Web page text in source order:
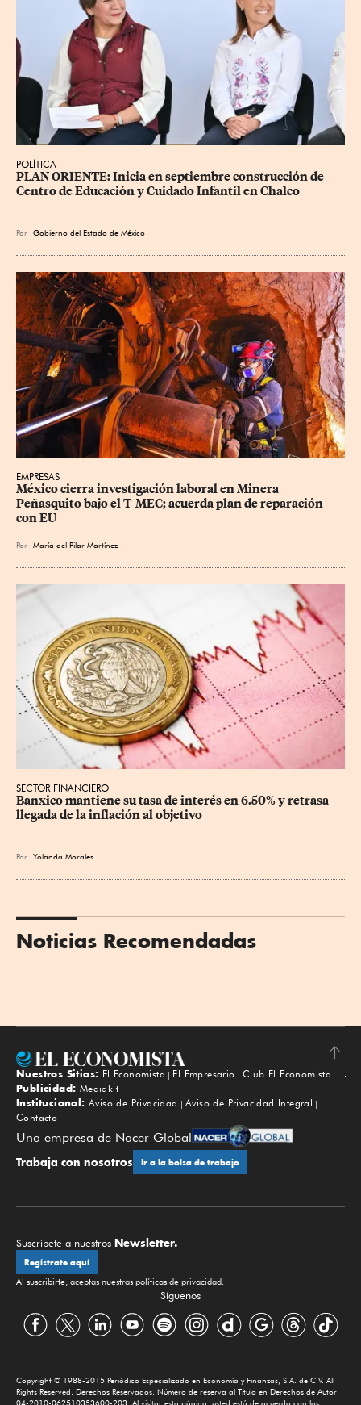
POLÍTICA
PLAN ORIENTE: Inicia en septiembre construcción de
Centro de Educación y Cuidado Infantil en Chalco
Por Gobierno del Estado de México
EMPRESAS
México cierra investigación laboral en Minera
Peñasquito bajo el T-MEC; acuerda plan de reparación
con EU
Por María del Pilar Martínez
SECTOR FINANCIERO
Banxico mantiene su tasa de interés en 6.50% y retrasa
llegada de la inflación al objetivo
Por Yolanda Morales
Noticias Recomendadas
Subir
Nuestros Sitios: El Economista El Empresario
Club El Economista
Publicidad: Mediakit
Institucional: Aviso de Privacidad
Aviso de Privacidad Integral
Contacto
Una empresa de Nacer Global
Trabaja con nosotros Ir a la bolsa de trabajo
Suscríbete a nuestros Newsletter.
Regístrate aquí
Al suscribirte, aceptas nuestras políticas de privacidad.
Síguenos
Copyright © 1988-2015 Periódico Especializado en Economía y Finanzas, S.A. de C.V. All
Rights Reserved. Derechos Reservados. Número de reserva al Título en Derechos de Autor
04-2010-062510353600-203. Al visitar esta página, usted está de acuerdo con los